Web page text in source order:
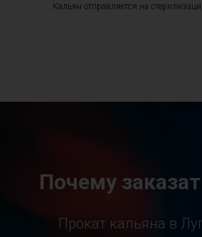
Кальян отправляется на
Почему
Прокат кальяна в